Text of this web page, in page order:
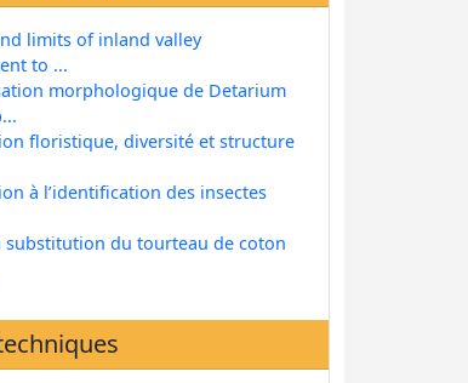
limits of inland valley
to ...
morphologique de Detarium
floristique, diversité et structure
à l’identification des insectes
substitution du tourteau de coton